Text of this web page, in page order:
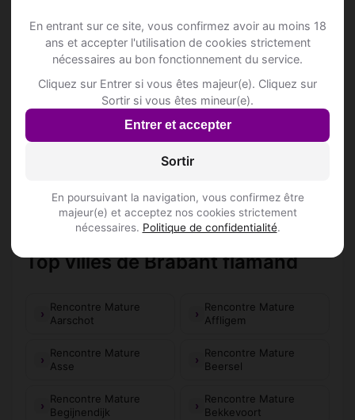
En entrant sur ce site, vous confirmez avoir au moins 18
ans et accepter l'utilisation de cookies strictement
nécessaires au bon fonctionnement du service.
Cliquez sur Entrer si vous êtes majeur(e). Cliquez sur
Sortir si vous êtes mineur(e).
Entrer et accepter
Sortir
En poursuivant la navigation, vous confirmez être
majeur(e) et acceptez nos cookies strictement
nécessaires. Politique de confidentialité.
📍 Hôtelss
Gastenhof Ter Lombeek
Koning Albertstraat 137
Gastenhof Ter Lombeek
Koning Albertstraat 137
Top villes de Brabant flamand
Rencontre Mature
Aarschot
Rencontre Mature
Affligem
Rencontre Mature
Asse
Rencontre Mature
Beersel
Rencontre Mature
Begijnendijk
Rencontre Mature
Bekkevoort